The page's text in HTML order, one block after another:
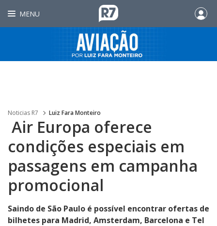
MENU
Noticias R7 Luiz Fara Monteiro
Air Europa oferece
condições especiais em
passagens em campanha
promocional
Saindo de São Paulo é possível encontrar ofertas de
bilhetes para Madrid, Amsterdam, Barcelona e Tel